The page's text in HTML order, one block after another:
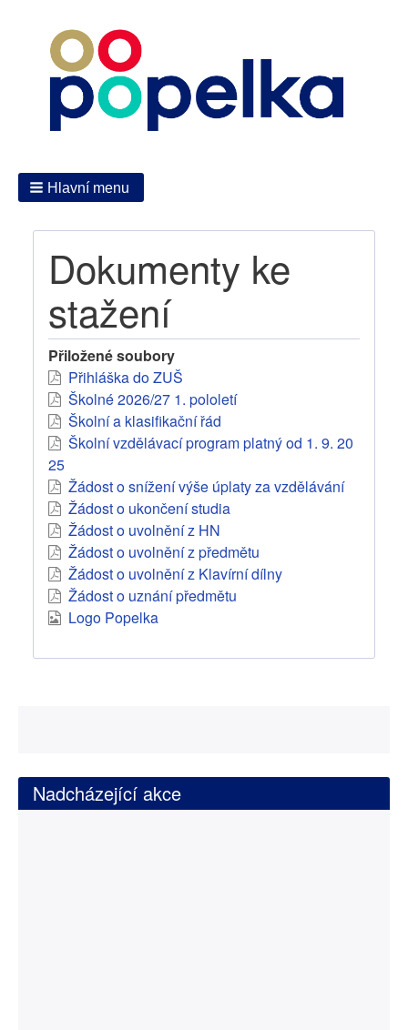
Hlavní menu
Dokumenty ke
stažení
Přiložené soubory
Přihláška do ZUŠ
Školné 2026/27 1. pololetí
Školní a klasifikační řád
Školní vzdělávací program platný od 1. 9. 20
25
Žádost o snížení výše úplaty za vzdělávání
Žádost o ukončení studia
Žádost o uvolnění z HN
Žádost o uvolnění z předmětu
Žádost o uvolnění z Klavírní dílny
Žádost o uznání předmětu
Logo Popelka
Nadcházející akce